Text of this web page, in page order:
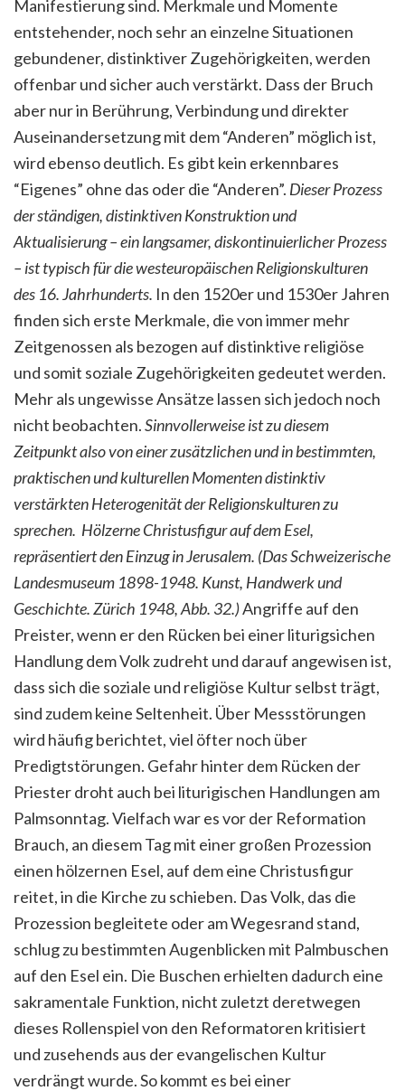
Manifestierung sind. Merkmale und Momente
entstehender, noch sehr an einzelne Situationen
gebundener, distinktiver Zugehörigkeiten, werden
offenbar und sicher auch verstärkt. Dass der Bruch
aber nur in Berührung, Verbindung und direkter
Auseinandersetzung mit dem “Anderen” möglich ist,
wird ebenso deutlich. Es gibt kein erkennbares
“Eigenes” ohne das oder die “Anderen”. Dieser Prozess
der ständigen, distinktiven Konstruktion und
Aktualisierung – ein langsamer, diskontinuierlicher Prozess
– ist typisch für die westeuropäischen Religionskulturen
des 16. Jahrhunderts. In den 1520er und 1530er Jahren
finden sich erste Merkmale, die von immer mehr
Zeitgenossen als bezogen auf distinktive religiöse
und somit soziale Zugehörigkeiten gedeutet werden.
Mehr als ungewisse Ansätze lassen sich jedoch noch
nicht beobachten.Sinnvollerweise ist zu diesem
Zeitpunkt also von einer zusätzlichen und in bestimmten,
praktischen und kulturellen Momenten distinktiv
verstärkten Heterogenität der Religionskulturen zu
sprechen. Hölzerne Christusfigur auf dem Esel,
repräsentiert den Einzug in Jerusalem. (Das Schweizerische
Landesmuseum 1898-1948. Kunst, Handwerk und
Geschichte. Zürich 1948, Abb. 32.)Angriffe auf den
Preister, wenn er den Rücken bei einer liturigsichen
Handlung dem Volk zudreht und darauf angewisen ist,
dass sich die soziale und religiöse Kultur selbst trägt,
sind zudem keine Seltenheit. Über Messstörungen
wird häufig berichtet, viel öfter noch über
Predigtstörungen. Gefahr hinter dem Rücken der
Priester droht auch bei liturigischen Handlungen am
Palmsonntag. Vielfach war es vor der Reformation
Brauch, an diesem Tag mit einer großen Prozession
einen hölzernen Esel, auf dem eine Christusfigur
reitet, in die Kirche zu schieben. Das Volk, das die
Prozession begleitete oder am Wegesrand stand,
schlug zu bestimmten Augenblicken mit Palmbuschen
auf den Esel ein. Die Buschen erhielten dadurch eine
sakramentale Funktion, nicht zuletzt deretwegen
dieses Rollenspiel von den Reformatoren kritisiert
und zusehends aus der evangelischen Kultur
verdrängt wurde. So kommt es bei einer